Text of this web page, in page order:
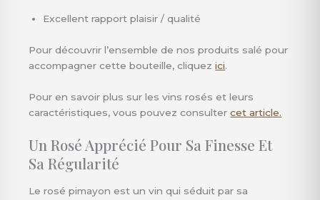
Excellent rapport plaisir / qualité
Pour découvrir l’ensemble de nos produits salé pour
accompagner cette bouteille, cliquezici.
Pour en savoir plus sur les vins rosés et leurs
caractéristiques, vous pouvez consultercet article.
Un Rosé Apprécié Pour Sa Finesse Et
Sa Régularité
Le rosé pimayon est un vin qui séduit par sa